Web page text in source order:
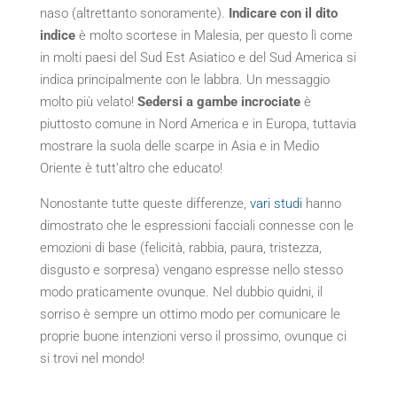
naso (altrettanto sonoramente). Indicare con il dito
indiceè molto scortese in Malesia, per questo lì come
in molti paesi del Sud Est Asiatico e del Sud America si
indica principalmente con le labbra. Un messaggio
molto più velato! Sedersi a gambe incrociateè
piuttosto comune in Nord America e in Europa, tuttavia
mostrare la suola delle scarpe in Asia e in Medio
Oriente è tutt’altro che educato!
Nonostante tutte queste differenze, vari studihanno
dimostrato che le espressioni facciali connesse con le
emozioni di base (felicità, rabbia, paura, tristezza,
disgusto e sorpresa) vengano espresse nello stesso
modo praticamente ovunque. Nel dubbio quidni, il
sorriso è sempre un ottimo modo per comunicare le
proprie buone intenzioni verso il prossimo, ovunque ci
si trovi nel mondo!